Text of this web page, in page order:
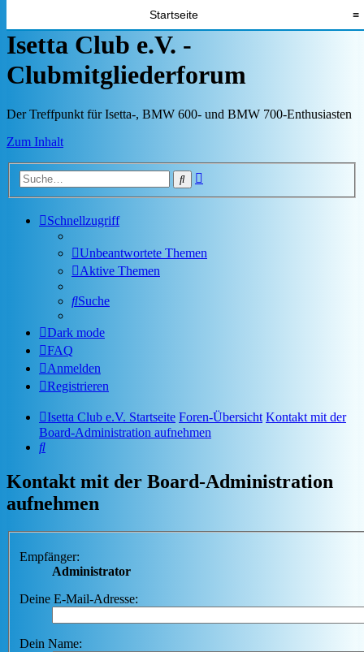
Startseite ≡
Isetta Club e.V. -
Clubmitgliederforum
Der Treffpunkt für Isetta-, BMW 600- und BMW 700-Enthusiasten
Zum Inhalt
Suche
Schnellzugriff
Unbeantwortete Themen
Aktive Themen
Suche
Dark mode
FAQ
Anmelden
Registrieren
Isetta Club e.V. Startseite Foren-Übersicht Kontakt mit der
Board-Administration aufnehmen
Suche
Kontakt mit der Board-Administration
aufnehmen
Empfänger:
Administrator
Deine E-Mail-Adresse:
Dein Name: